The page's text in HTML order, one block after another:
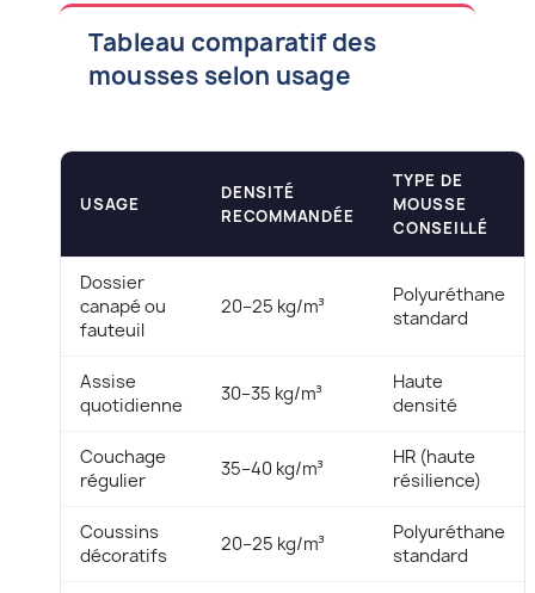
Tableau comparatif des
mousses selon usage
USAGE
DENSITÉ
RECOMMANDÉE
TYPE DE
MOUSSE
CONSEILLÉ
Dossier
canapé ou
fauteuil
20–25 kg/m³
Polyuréthane
standard
Assise
quotidienne
30–35 kg/m³
Haute
densité
Couchage
régulier
35–40 kg/m³
HR (haute
résilience)
Coussins
décoratifs
20–25 kg/m³
Polyuréthane
standard